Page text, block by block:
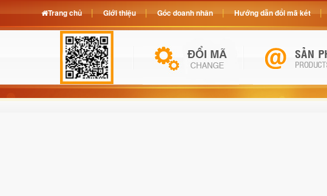
Trang chủ Giới thiệu Góc doanh nhân Hướng dẫn đổi mã két